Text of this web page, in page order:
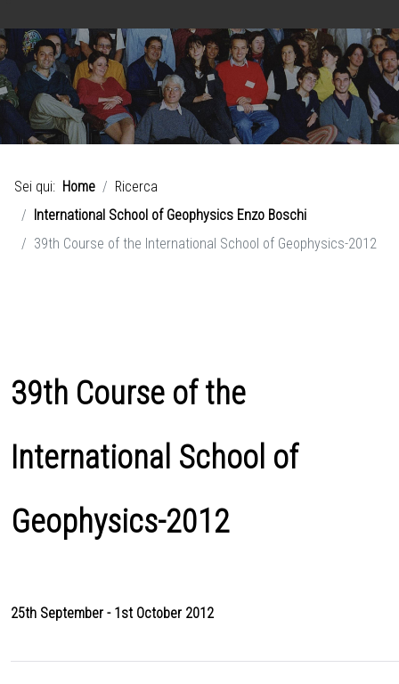
Sei qui: Home
Ricerca
International School of Geophysics Enzo Boschi
39th Course of the International School of Geophysics-2012
39th Course of the
International School of
Geophysics-2012
25th September - 1st October 2012